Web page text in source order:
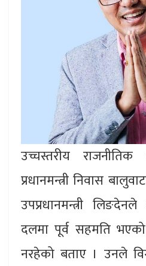
उच्चस्तरीय
प्रधानमन्त्री निवास
उपप्रधानमन्त्री
दलमा पूर्व सहमति
नरहेको बताए । उनले